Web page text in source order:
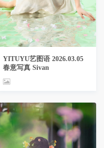
YITUYU艺图语 2026.03.05
春意写真 Sivan